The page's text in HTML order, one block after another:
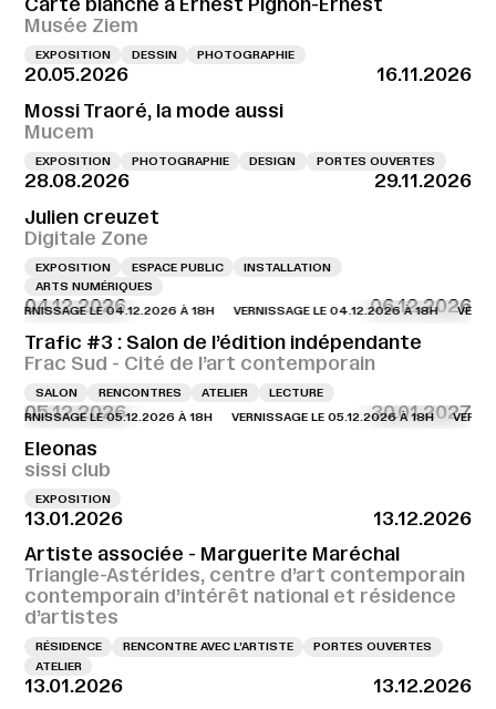
Carte blanche à Ernest Pignon-Ernest
Musée Ziem
EXPOSITION DESSIN PHOTOGRAPHIE
20.05.2026
16.11.2026
Mossi Traoré, la mode aussi
Mucem
EXPOSITION PHOTOGRAPHIE DESIGN PORTES OUVERTES
28.08.2026
29.11.2026
Julien creuzet
Digitale Zone
EXPOSITION ESPACE PUBLIC
INSTALLATION
ARTS NUMÉRIQUES
04.12.2026 06.12.2026
LE 04.12.2026 À 18H VERNISSAGE LE 04.12.2026 À 18H
Trafic #3 : Salon de l’édition indépendante
Frac Sud - Cité de l’art contemporain
SALON RENCONTRES ATELIER LECTURE
05.12.2026 30.01.2027
LE 05.12.2026 À 18H VERNISSAGE LE 05.12.2026 À 18H
Eleonas
sissi club
EXPOSITION
13.01.2026
13.12.2026
Artiste associée - Marguerite Maréchal
Triangle-Astérides, centre d’art contemporain
contemporain d’intérêt national et résidence
d’artistes
RÉSIDENCE RENCONTRE AVEC L’ARTISTE
PORTES OUVERTES
ATELIER
13.01.2026
13.12.2026